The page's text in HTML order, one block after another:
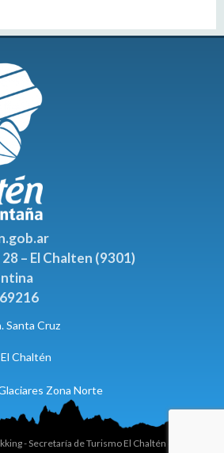
– El Chalten (9301)
Santa Cruz
Chaltén
Zona Norte
- Secretaría de Turismo El Chaltén @ 2025 -